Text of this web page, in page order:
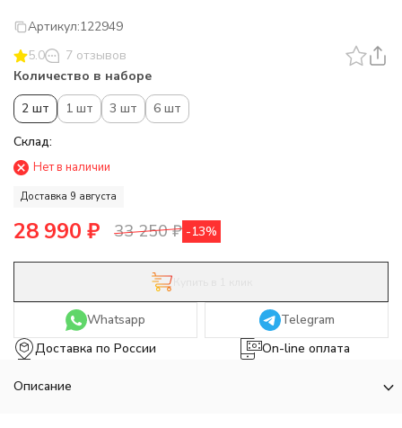
Артикул:122949
5.0
7 отзывов
Количество в наборе
2 шт
1 шт 3 шт
6 шт
Склад:
Нет в наличии
Доставка 9 августа
28 990 ₽ 33 250₽ -13%
Whatsapp
Telegram
Доставка по России
On-line оплата
Описание